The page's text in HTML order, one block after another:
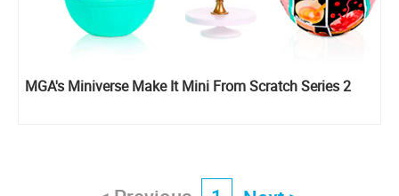
MGA's Miniverse Make It Mini From Scratch Series 2